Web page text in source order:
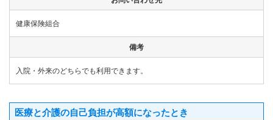
健康保険組合
備考
入院・外来のどちらでも利用できます。
医療と介護の自己負担が高額になったとき